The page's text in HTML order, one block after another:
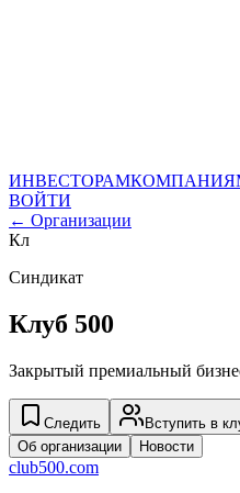
ИНВЕСТОРАМ
ВОЙТИ
← Организации
Кл
Синдикат
Клуб 500
Закрытый премиальный
Следить
Вступить в
Об организации
Новости
club500.com